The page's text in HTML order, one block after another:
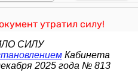
утратил силу!